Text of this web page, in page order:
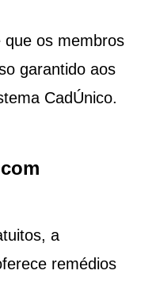
que os membros
garantido aos
CadÚnico.
a
remédios